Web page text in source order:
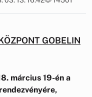
GOBELIN
március 19-én a